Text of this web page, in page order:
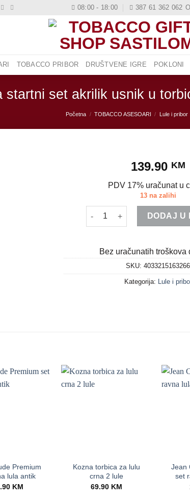
08:00 - 18:00 387 61 362 062
TOBACCO PRIBOR DRUŠTVENE IGRE POKLONI
startni set akrilik usnik u
Početna / TOBACCO ASESOARI / Lule i pribor
139.90 KM
PDV 17% uračunat u
13 na zalihi
Lula startni set akrilik usnik
DODAJ U
Bez uračunatih troškova
SKU:4033215163266
Kategorija: Lule i
Premium
lula antik
KM
Kozna torbica za lulu
crna 2 lule
69.90 KM
Jean
set